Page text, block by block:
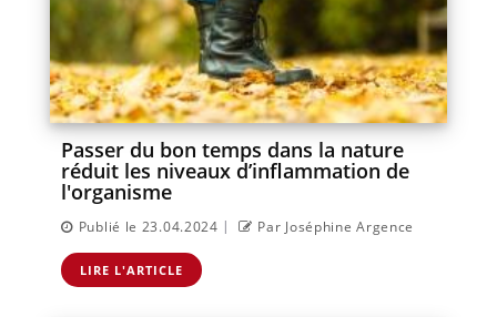
Passer du bon temps dans la nature
réduit les niveaux d’inflammation de
l'organisme
Publié le 23.04.2024 | Par Joséphine Argence
LIRE L'ARTICLE